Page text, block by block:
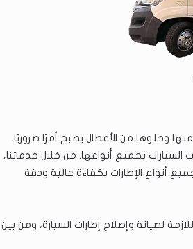
وخلوها من الأعطال يصبح أمرًا ضروريًا.
بجميع أنواعها. من خلال خدماتنا،
أنواع الإطارات بكفاءة عالية ودقة
لصيانة وإصلاح إطارات السيارة، ومن بين